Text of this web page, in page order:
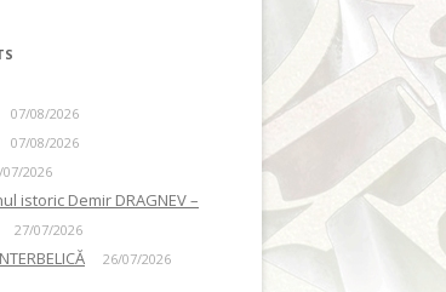
07/08/2026
07/08/2026
07/2026
istoric Demir DRAGNEV –
27/07/2026
26/07/2026